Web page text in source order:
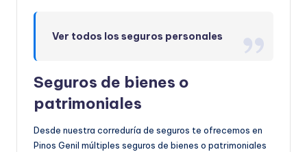
Ver todos los seguros personales
Seguros de bienes o
patrimoniales
Desde nuestra correduría de seguros te ofrecemos en
Pinos Genil múltiples seguros de bienes o patrimoniales